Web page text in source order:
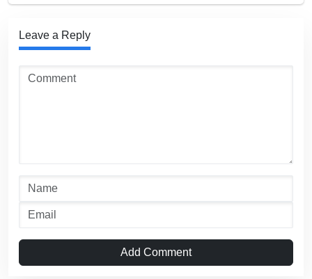
Leave a Reply
Add Comment